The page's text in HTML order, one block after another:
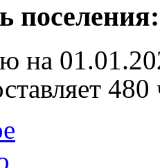
поселения:
на
480